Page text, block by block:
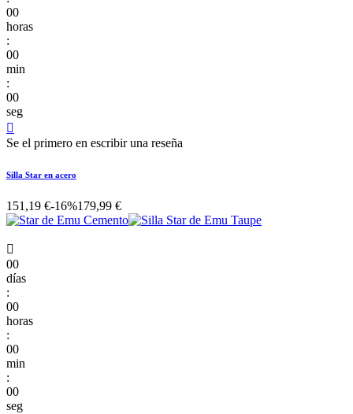
00
horas
:
00
min
:
00
seg

Se el primero en escribir una reseña
Silla Star en acero
151,19 €-16%179,99 €

00
días
:
00
horas
:
00
min
:
00
seg